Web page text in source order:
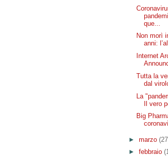
que...
Non morì
anni:
Internet
Tutta la
dal
La
Il vero
Big
► marzo
► febbraio